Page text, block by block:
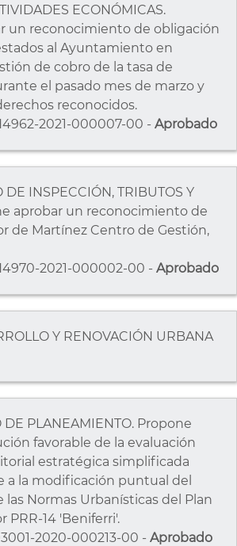
ECONÓMICAS.
un reconocimiento de obligación
al Ayuntamiento en
de cobro de la tasa de
el pasado mes de marzo y
reconocidos.
2021-000007-00 - Aprobado
DE INSPECCIÓN, TRIBUTOS Y
aprobar un reconocimiento de
de Martínez Centro de Gestión,
2021-000002-00 - Aprobado
Y RENOVACIÓN URBANA
DE PLANEAMIENTO. Propone
favorable de la evaluación
estratégica simplificada
a la modificación puntual del
las Normas Urbanísticas del Plan
PRR-14 'Beniferri'.
2020-000213-00 - Aprobado